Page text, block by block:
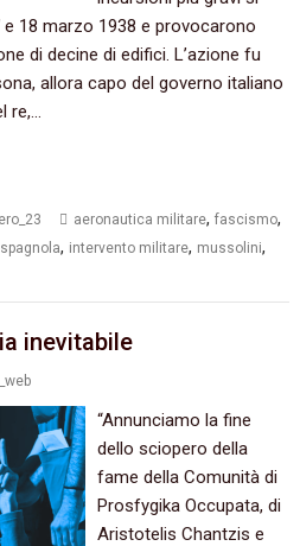
18 marzo 1938 e provocarono
di decine di edifici. L’azione fu
allora capo del governo italiano
re,…
aeronautica militare,fascismo,
, intervento militare, mussolini,
inevitabile
“Annunciamo la fine
dello sciopero della
fame della Comunità di
Prosfygika Occupata, di
Aristotelis Chantzis e